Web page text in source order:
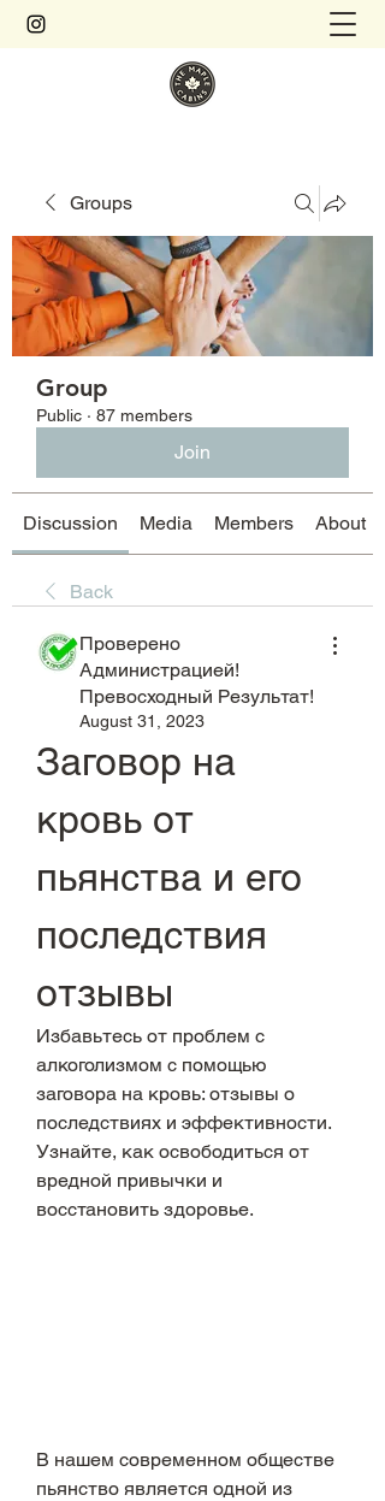
Groups
Group
Public · 87 members
Join
Discussion Media Members About
Back
Проверено
Администрацией!
Превосходный Результат!
August 31, 2023
Заговор на
кровь от
пьянства и его
последствия
отзывы
Избавьтесь от проблем с
алкоголизмом с помощью
заговора на кровь: отзывы о
последствиях и эффективности.
Узнайте, как освободиться от
вредной привычки и
восстановить здоровье.
В нашем современном обществе
пьянство является одной из